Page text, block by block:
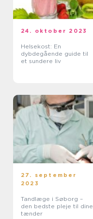
24. oktober 2023
Helsekost: En
dybdegående guide til
et sundere liv
27. september
2023
Tandlæge i Søborg –
den bedste pleje til dine
tænder